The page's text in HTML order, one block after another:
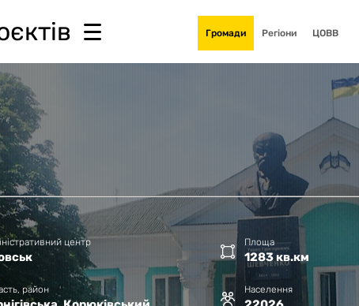
Громади Регіони ЦОВВ
центр Площа
1283 кв.км
район Населення